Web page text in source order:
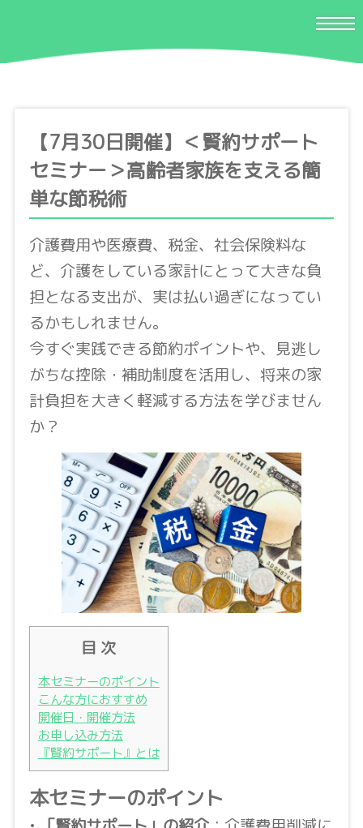
【7月30日開催】＜賢約サポート
セミナー＞高齢者家族を支える簡
単な節税術
介護費用や医療費、税金、社会保険料な
ど、介護をしている家計にとって大きな負
担となる支出が、実は払い過ぎになってい
るかもしれません。
今すぐ実践できる節約ポイントや、見逃し
がちな控除・補助制度を活用し、将来の家
計負担を大きく軽減する方法を学びません
か？
目 次
本セミナーのポイント
こんな方におすすめ
開催日・開催方法
お申し込み方法
『賢約サポート』とは
本セミナーのポイント